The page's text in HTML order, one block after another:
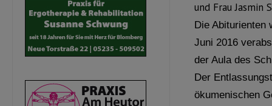
und Frau Jasmin
Die Abiturienten
Juni 2016
der Aula des
Der
ökumenischen